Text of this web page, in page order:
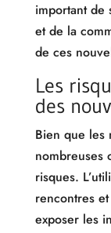
important de
et de la
de ces
Les
des
Bien que les
nombreuses
risques.
rencontres
exposer les